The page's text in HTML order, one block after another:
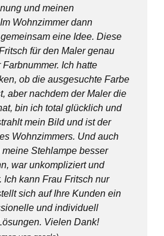
und meinen
Wohnzimmer dann
eine Idee. Diese
für den Maler genau
Ich hatte
ob die ausgesuchte Farbe
aber nachdem der Maler die
bin ich total glücklich und
mein Bild und ist der
Wohnzimmers. Und auch
Stehlampe besser
war unkompliziert und
Ich kann Frau Fritsch nur
sich auf Ihre Kunden ein
und individuell
Vielen Dank!